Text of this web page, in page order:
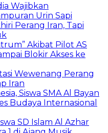
Wajibkan
Urin Sapi
Perang Iran, Tapi
Akibat Pilot AS
Blokir Akses ke
Wewenang Perang
Iran
Siswa SMA Al Bayan
Budaya Internasional
SD Islam Al Azhar